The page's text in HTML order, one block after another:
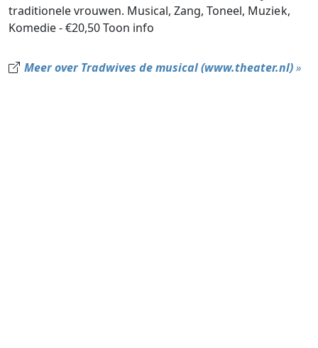
traditionele vrouwen. Musical, Zang, Toneel, Muziek,
Komedie - €20,50 Toon info
Meer over Tradwives de musical (www.theater.nl)»